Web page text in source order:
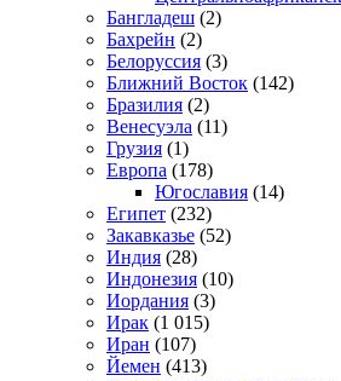
Бангладеш (2)
Бахрейн (2)
Белоруссия (3)
Ближний Восток (142)
Бразилия (2)
Венесуэла (11)
Грузия (1)
Европа (178)
Югославия (14)
Египет (232)
Закавказье (52)
Индия (28)
Индонезия (10)
Иордания (3)
Ирак (1 015)
Иран (107)
Йемен (413)